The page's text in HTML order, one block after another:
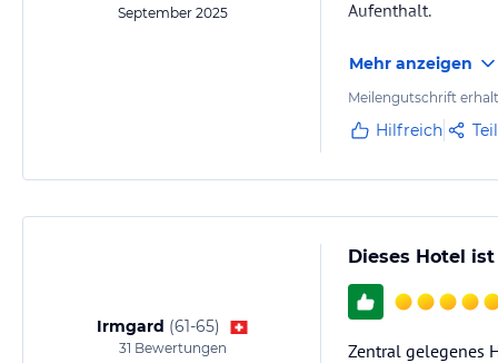
September 2025
Aufenthalt.
Mehr anzeigen
Meilengutschrift
Hilfreich
Irmgard (61-65)
31 Bewertungen
Dieses Hotel
Zentral gelegenes